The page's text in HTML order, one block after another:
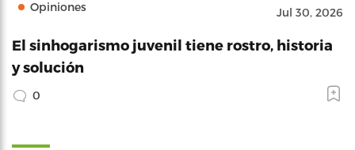
Opiniones Jul 30, 2026
El sinhogarismo juvenil tiene rostro, historia
y solución
0